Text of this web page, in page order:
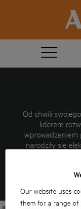
Od chwili
liderem
wprowadzeniem
narodziły się
DUMNA
Our website uses
them for a range of